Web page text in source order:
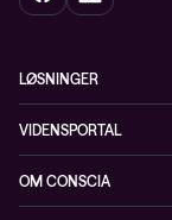
LØSNINGER
Netværk
Datacenter & Cloud
VIDENSPORTAL
Events
OM CONSCIA